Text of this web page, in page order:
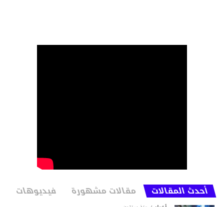
أحدث المقالات مقالات مشهورة فيديوهات